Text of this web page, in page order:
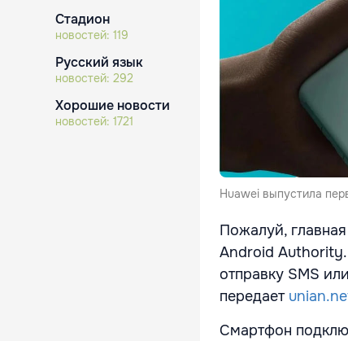
Стадион
новостей: 119
Русский язык
новостей: 292
Хорошие новости
новостей: 1721
Huawei выпустила
Пожалуй,
Android Authority.
отправку SMS
передает
Смартфон